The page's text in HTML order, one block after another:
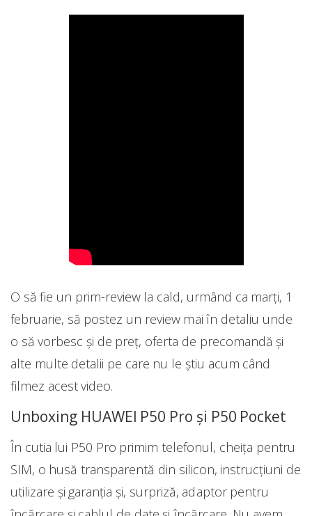
O să fie un prim-review la cald, urmând ca marți, 1
februarie, să postez un review mai în detaliu unde
o să vorbesc și de preț, oferta de precomandă și
alte multe detalii pe care nu le știu acum când
filmez acest video.
Unboxing HUAWEI P50 Pro și P50 Pocket
În cutia lui P50 Pro primim telefonul, cheița pentru
SIM, o husă transparentă din silicon, instrucțiuni de
utilizare și garanția și, surpriză, adaptor pentru